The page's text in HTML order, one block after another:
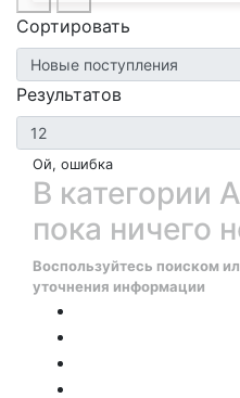
Сортировать
Результатов
Ой, ошибка
В категории
пока ничего
Воспользуйтесь поиском
уточнения информации